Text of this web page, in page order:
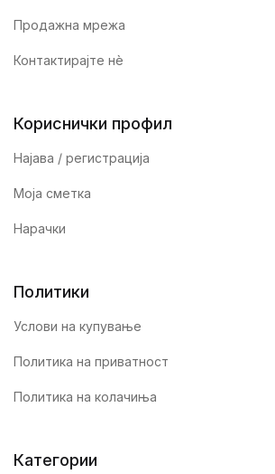
Продажна мрежа
Контактирајте нè
Кориснички профил
Најава / регистрација
Моја сметка
Нарачки
Политики
Услови на купување
Политика на приватност
Политика на колачиња
Категории